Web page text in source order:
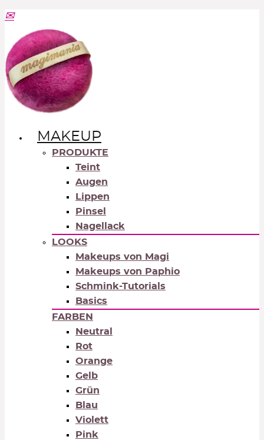
MAKEUP
PRODUKTE
Teint
Augen
Lippen
Pinsel
Nagellack
LOOKS
Makeups von Magi
Makeups von Paphio
Schmink-Tutorials
Basics
FARBEN
Neutral
Rot
Orange
Gelb
Grün
Blau
Violett
Pink